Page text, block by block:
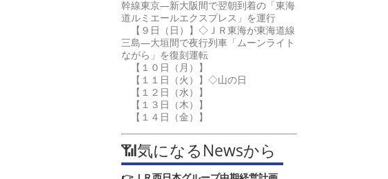
幹線東京―新大阪間で翌朝到着の「東海
道ルミエールエクスプレス」を運行
【９日（日）】◇ＪＲ東海が東海道線
三島―大垣間で夜行列車「ムーンライト
ながら」を復刻運転
【１０日（月）】
【１１日（火）】◇山の日
【１２日（水）】
【１３日（木）】
【１４日（金）】
📶気になるNewsから